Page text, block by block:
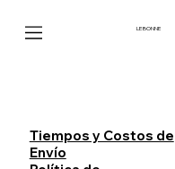
LE BONNE
Tiempos y Costos de
Envío